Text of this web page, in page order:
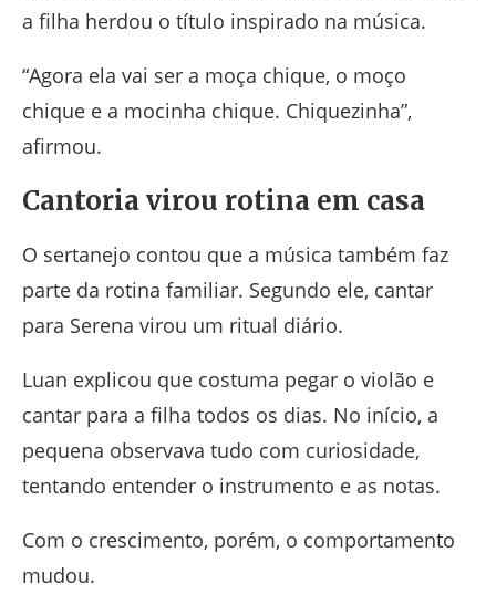
a filha herdou o título inspirado na música.
“Agora ela vai ser a moça chique, o moço
chique e a mocinha chique. Chiquezinha”,
afirmou.
Cantoria virou rotina em casa
O sertanejo contou que a música também faz
parte da rotina familiar. Segundo ele, cantar
para Serena virou um ritual diário.
Luan explicou que costuma pegar o violão e
cantar para a filha todos os dias. No início, a
pequena observava tudo com curiosidade,
tentando entender o instrumento e as notas.
Com o crescimento, porém, o comportamento
mudou.